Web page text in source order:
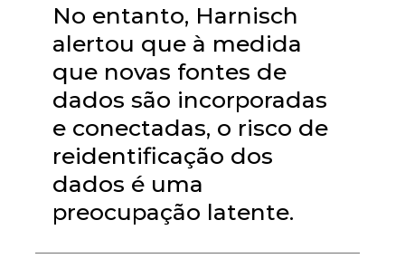
No entanto, Harnisch
alertou que à medida
que novas fontes de
dados são incorporadas
e conectadas, o risco de
reidentificação dos
dados é uma
preocupação latente.